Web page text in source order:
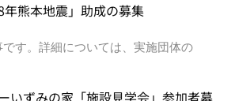
年熊本地震」助成の募集
す。詳細については、実施団体の
いずみの家「施設見学会」参加者募